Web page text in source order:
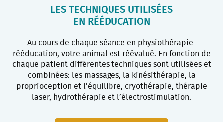
LES TECHNIQUES UTILISÉES
EN RÉÉDUCATION
Au cours de chaque séance en physiothérapie-
rééducation, votre animal est réévalué. En fonction de
chaque patient différentes techniques sont utilisées et
combinées: les massages, la kinésithérapie, la
proprioception et l’équilibre, cryothérapie, thérapie
laser, hydrothérapie et l’électrostimulation.